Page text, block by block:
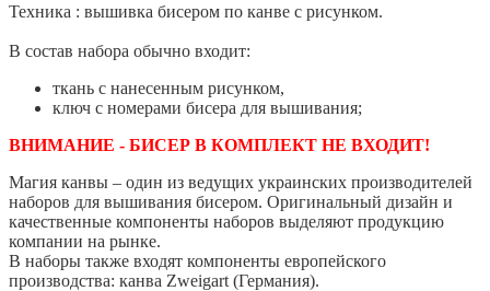
Техника : вышивка бисером по канве с рисунком.
В состав набора обычно входит:
ткань с нанесенным рисунком,
ключ с номерами бисера для вышивания;
ВНИМАНИЕ - БИСЕР В КОМПЛЕКТ НЕ ВХОДИТ!
Магия канвы – один из ведущих украинских производителей
наборов для вышивания бисером. Оригинальный дизайн и
качественные компоненты наборов выделяют продукцию
компании на рынке.
В наборы также входят компоненты европейского
производства: канва Zweigart (Германия).